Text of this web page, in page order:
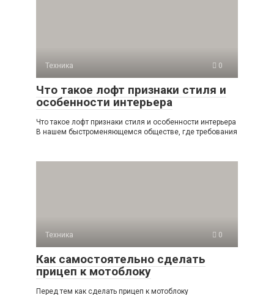
Техника 0
Что такое лофт признаки стиля и
особенности интерьера
Что такое лофт признаки стиля и особенности интерьера
В нашем быстроменяющемся обществе, где требования
Техника 0
Как самостоятельно сделать
прицеп к мотоблоку
Перед тем как сделать прицеп к мотоблоку